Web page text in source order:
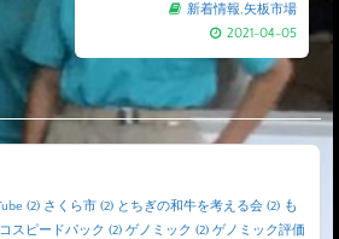
新着情報,矢板市場
2021-04-05
(2) さくら市 (2) とちぎの和牛を考える会 (2) も
スピードパック (2) ゲノミック (2) ゲノミック評価